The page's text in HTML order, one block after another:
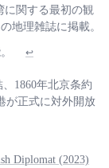
関する最初の観
地理雑誌に掲載。
↩
1860年北京条約
が正式に対外開放
Diplomat (2023)